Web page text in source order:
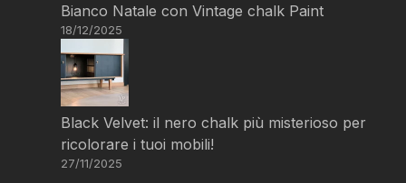
Bianco Natale con Vintage chalk Paint
18/12/2025
Black Velvet: il nero chalk più misterioso per
ricolorare i tuoi mobili!
27/11/2025